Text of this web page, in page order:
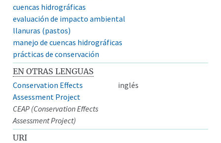
cuencas hidrográficas
evaluación de impacto ambiental
llanuras (pastos)
manejo de cuencas hidrográficas
prácticas de conservación
EN OTRAS LENGUAS
Conservation Effects
Assessment Project
inglés
CEAP (Conservation Effects
Assessment Project)
URI